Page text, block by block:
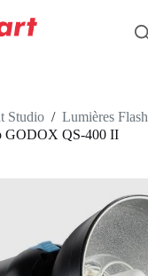
Studio / Lumières Flash
GODOX QS-400 II